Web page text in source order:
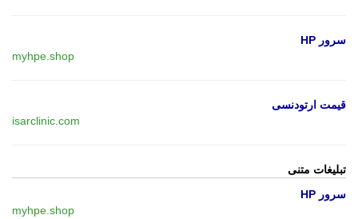
سرور HP
myhpe.shop
قیمت ارتودنسی
isarclinic.com
تبلیغات متنی
سرور HP
myhpe.shop